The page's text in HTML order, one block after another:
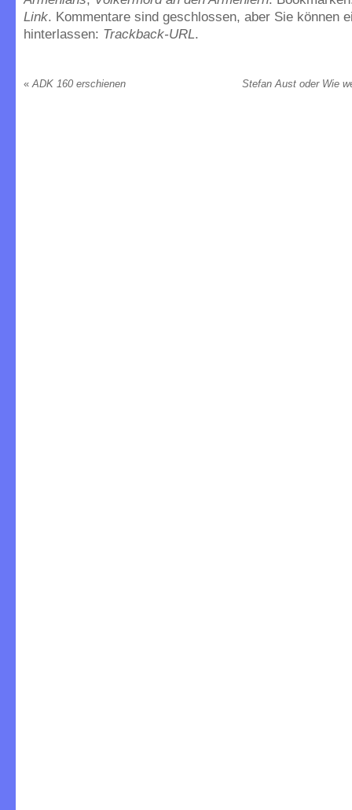
Link. Kommentare sind geschlossen, aber Sie können
hinterlassen: Trackback-URL.
« ADK 160 erschienen Stefan Aust oder Wie